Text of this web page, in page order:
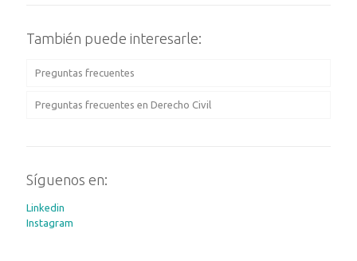
También puede interesarle:
Preguntas frecuentes
Preguntas frecuentes en Derecho Civil
Síguenos en:
Linkedin
Instagram